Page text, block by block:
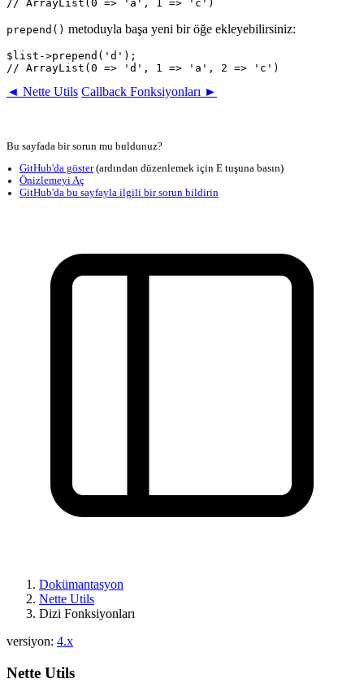
prepend() metoduyla başa yeni bir öğe ekleyebilirsiniz:
$list->prepend('d');
◄ Nette Utils Callback Fonksiyonları ►
Dokümantasyon
Nette Utils
Dizi Fonksiyonları
versiyon: 4.x
Nette Utils